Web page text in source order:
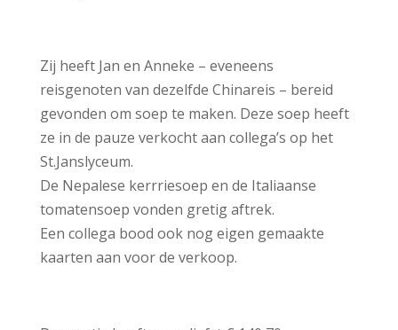
Zij heeft Jan en Anneke – eveneens
reisgenoten van dezelfde Chinareis – bereid
gevonden om soep te maken. Deze soep heeft
ze in de pauze verkocht aan collega’s op het
St.Janslyceum.
De Nepalese kerrriesoep en de Italiaanse
tomatensoep vonden gretig aftrek.
Een collega bood ook nog eigen gemaakte
kaarten aan voor de verkoop.